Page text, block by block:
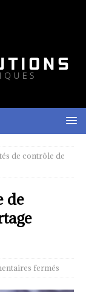
de contrôle de
de
fermés